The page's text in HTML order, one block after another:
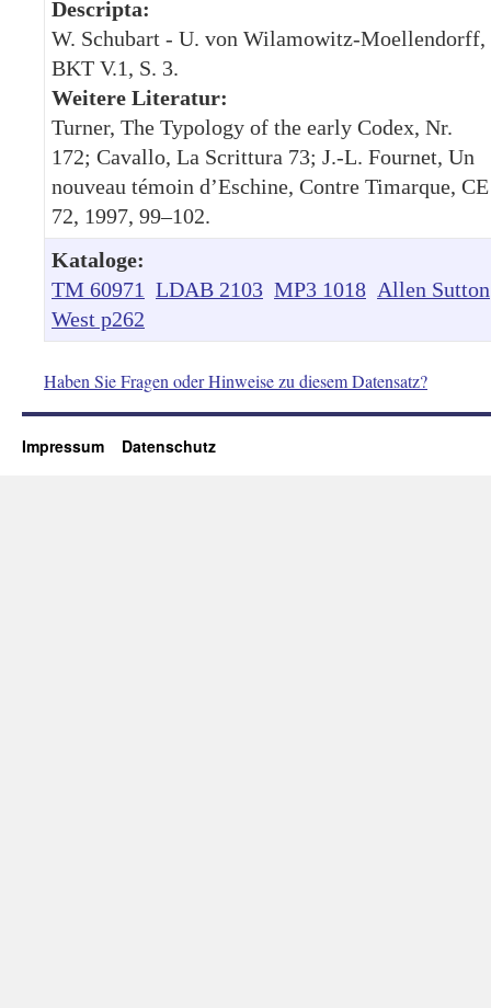
Descripta:
W. Schubart - U. von Wilamowitz-Moellendorff,
BKT V.1, S. 3.
Weitere Literatur:
Turner, The Typology of the early Codex, Nr.
172; Cavallo, La Scrittura 73; J.-L. Fournet, Un
nouveau témoin d’Eschine, Contre Timarque, CE
72, 1997, 99–102.
Kataloge:
TM 60971 LDAB 2103 MP3 1018 Allen Sutton
West p262
Haben Sie Fragen oder Hinweise zu diesem Datensatz?
Impressum Datenschutz